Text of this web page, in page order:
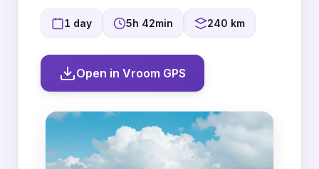
1 day 5h 42min 240 km
Open in Vroom GPS